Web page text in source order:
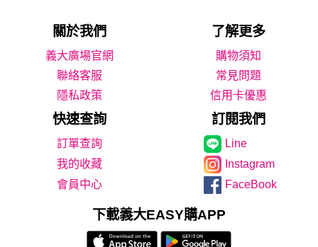
關於我們 了解更多
義大廣場官網
購物須知
聯絡客服
常見問題
隱私政策
信用卡優惠
快速查詢 訂閱我們
Line
我的收藏
Instagram
會員中心
FaceBook
下載義大EASY購APP